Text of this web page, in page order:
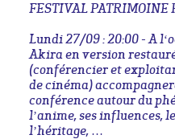
FESTIVAL PATRIMOINE
Lundi 27/09 : 20:00 - A
Akira en version
(conférencier et
de cinéma)
conférence autour du
l’anime, ses influences,
l’héritage, …